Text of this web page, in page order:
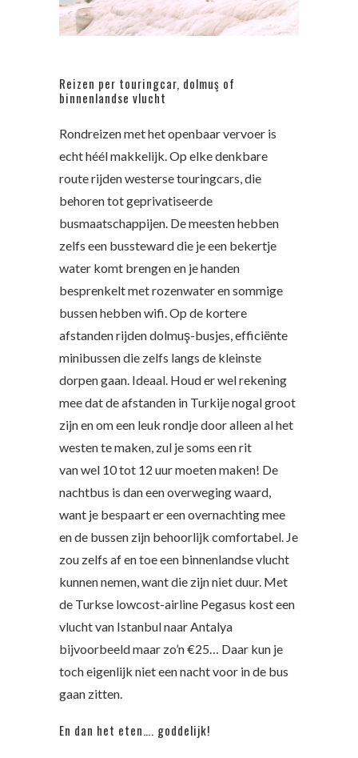
Reizen per touringcar, dolmuş of
binnenlandse vlucht
Rondreizen met het openbaar vervoer is
echt héél makkelijk. Op elke denkbare
route rijden westerse touringcars, die
behoren tot geprivatiseerde
busmaatschappijen. De meesten hebben
zelfs een bussteward die je een bekertje
water komt brengen en je handen
besprenkelt met rozenwater en sommige
bussen hebben wifi. Op de kortere
afstanden rijden dolmuş-busjes, efficiënte
minibussen die zelfs langs de kleinste
dorpen gaan. Ideaal. Houd er wel rekening
mee dat de afstanden in Turkije nogal groot
zijn en om een leuk rondje door alleen al het
westen te maken, zul je soms een rit
van wel 10 tot 12 uur moeten maken! De
nachtbus is dan een overweging waard,
want je bespaart er een overnachting mee
en de bussen zijn behoorlijk comfortabel. Je
zou zelfs af en toe een binnenlandse vlucht
kunnen nemen, want die zijn niet duur. Met
de Turkse lowcost-airline Pegasus kost een
vlucht van Istanbul naar Antalya
bijvoorbeeld maar zo’n €25… Daar kun je
toch eigenlijk niet een nacht voor in de bus
gaan zitten.
En dan het eten…. goddelijk!